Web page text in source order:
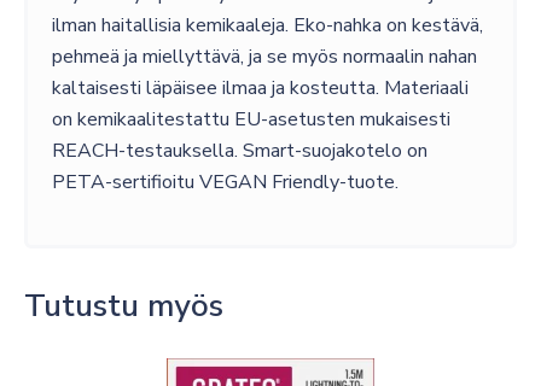
ilman haitallisia kemikaaleja. Eko-nahka on kestävä,
pehmeä ja miellyttävä, ja se myös normaalin nahan
kaltaisesti läpäisee ilmaa ja kosteutta. Materiaali
on kemikaalitestattu EU-asetusten mukaisesti
REACH-testauksella. Smart-suojakotelo on
PETA-sertifioitu VEGAN Friendly-tuote.
Tutustu myös